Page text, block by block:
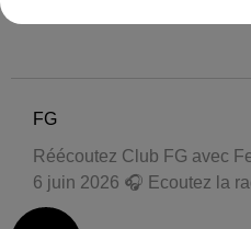
FG
Réécoutez Club FG avec
6 juin 2026 🎧 Ecoutez la